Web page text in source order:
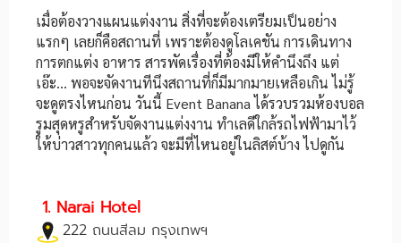
เมื่อต้องวางแผนแต่งงาน สิ่งที่จะต้องเตรียมเป็นอย่าง
แรกๆ เลยก็คือสถานที่ เพราะต้องดูโลเคชัน การเดินทาง
การตกแต่ง อาหาร สารพัดเรื่องที่ต้องมีให้คำนึงถึง แต่
เอ๊ะ... พอจะจัดงานทีนึงสถานที่ก็มีมากมายเหลือเกิน ไม่รู้
จะดูตรงไหนก่อน วันนี้ Event Banana ได้รวบรวมห้องบอล
รูมสุดหรูสำหรับจัดงานแต่งงาน ทำเลดีใกล้รถไฟฟ้ามาไว้
ให้บ่าวสาวทุกคนแล้ว จะมีที่ไหนอยู่ในลิสต์บ้าง ไปดูกัน
1. Narai Hotel
222 ถนนสีลม กรุงเทพฯ